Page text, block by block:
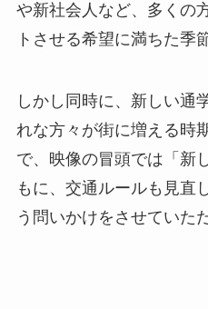
や新社会人など、多くの
トさせる希望に満ちた季
しかし同時に、新しい通
れな方々が街に増える時
で、映像の冒頭では「新
もに、交通ルールも見直
う問いかけをさせていた